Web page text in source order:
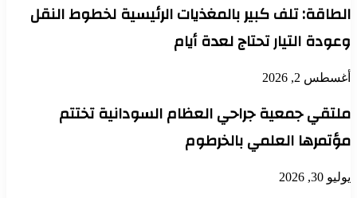
الطاقة: تلف كبير بالمغذيات الرئيسية لخطوط النقل
وعودة التيار تحتاج لعدة أيام
أغسطس 2, 2026
ملتقي جمعية جراحي العظام السودانية تختتم
مؤتمرها العلمي بالخرطوم
يوليو 30, 2026